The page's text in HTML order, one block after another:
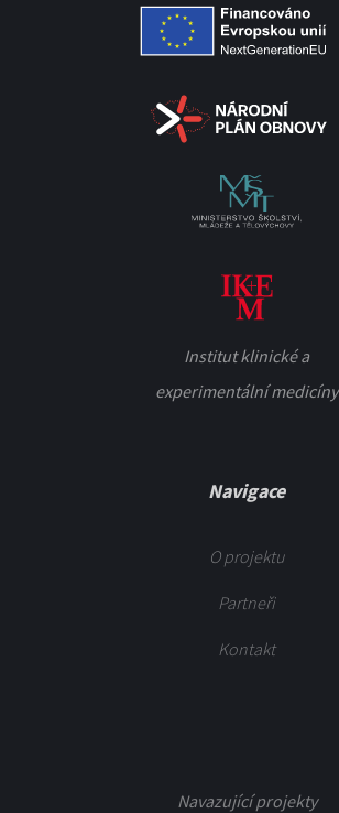
Institut klinické a
experimentální medicíny
Navigace
O projektu
Partneři
Kontakt
Navazující projekty